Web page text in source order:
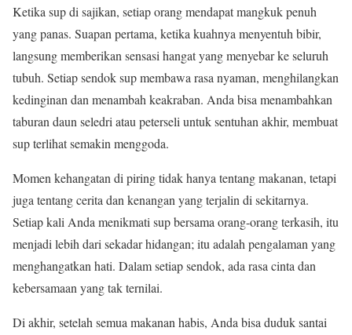
Ketika sup di sajikan, setiap orang mendapat mangkuk penuh
yang panas. Suapan pertama, ketika kuahnya menyentuh bibir,
langsung memberikan sensasi hangat yang menyebar ke seluruh
tubuh. Setiap sendok sup membawa rasa nyaman, menghilangkan
kedinginan dan menambah keakraban. Anda bisa menambahkan
taburan daun seledri atau peterseli untuk sentuhan akhir, membuat
sup terlihat semakin menggoda.
Momen kehangatan di piring tidak hanya tentang makanan, tetapi
juga tentang cerita dan kenangan yang terjalin di sekitarnya.
Setiap kali Anda menikmati sup bersama orang-orang terkasih, itu
menjadi lebih dari sekadar hidangan; itu adalah pengalaman yang
menghangatkan hati. Dalam setiap sendok, ada rasa cinta dan
kebersamaan yang tak ternilai.
Di akhir, setelah semua makanan habis, Anda bisa duduk santai